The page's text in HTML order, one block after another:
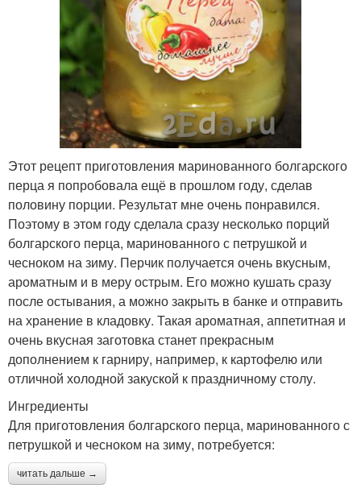
Этот рецепт приготовления маринованного болгарского
перца я попробовала ещё в прошлом году, сделав
половину порции. Результат мне очень понравился.
Поэтому в этом году сделала сразу несколько порций
болгарского перца, маринованного с петрушкой и
чесноком на зиму. Перчик получается очень вкусным,
ароматным и в меру острым. Его можно кушать сразу
после остывания, а можно закрыть в банке и отправить
на хранение в кладовку. Такая ароматная, аппетитная и
очень вкусная заготовка станет прекрасным
дополнением к гарниру, например, к картофелю или
отличной холодной закуской к праздничному столу.
Ингредиенты
Для приготовления болгарского перца, маринованного с
петрушкой и чесноком на зиму, потребуется:
читать дальше →